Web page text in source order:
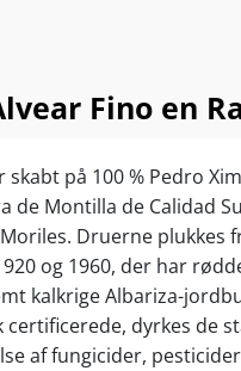
Fino en
skabt på 100 % Pedro
de Montilla de Calidad
Druerne plukkes
og 1960, der har
kalkrige Albariza-
certificerede, dyrkes de
af fungicider,